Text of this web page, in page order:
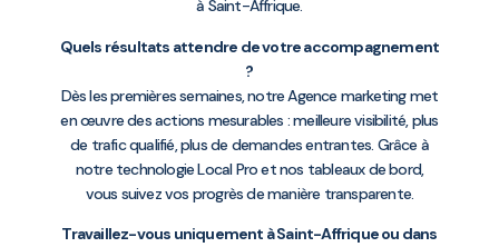
à Saint-Affrique.
Quels résultats attendre de votre accompagnement
?
Dès les premières semaines, notre Agence marketing met
en œuvre des actions mesurables : meilleure visibilité, plus
de trafic qualifié, plus de demandes entrantes. Grâce à
notre technologie Local Pro et nos tableaux de bord,
vous suivez vos progrès de manière transparente.
Travaillez-vous uniquement à Saint-Affrique ou dans